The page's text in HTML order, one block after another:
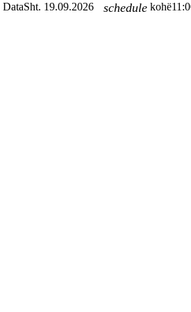
DataSht. 19.09.2026 schedule kohë